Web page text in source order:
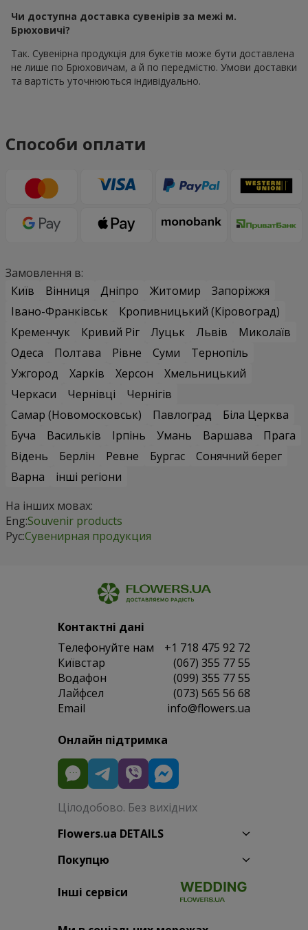
Чи доступна доставка сувенірів за межі м.
Брюховичі?
Так. Сувенірна продукція для букетів може бути доставлена
не лише по Брюховичам, а й по передмістю. Умови доставки
та вартість уточнюються індивідуально.
Способи оплати
Замовлення в:
Київ
Вінниця Дніпро Житомир
Запоріжжя
Івано-Франківськ
Кропивницький (Кіровоград)
Кременчук
Кривий Ріг Луцьк Львів
Миколаїв
Одеса
Полтава Рівне Суми
Тернопіль
Ужгород
Харків Херсон
Хмельницький
Черкаси
Чернівці
Чернігів
Самар (Новомосковськ)
Павлоград
Біла Церква
Буча
Васильків Ірпінь Умань Варшава
Прага
Відень
Берлін Ревне Бургас
Сонячний берег
Варна
інші регіони
На інших мовах:
Eng:Souvenir products
Рус:Сувенирная продукция
Контактні дані
Телефонуйте нам
+1 718 475 92 72
Київстар
(067) 355 77 55
Водафон
(099) 355 77 55
Лайфсел
(073) 565 56 68
Email
info@flowers.ua
Онлайн підтримка
Цілодобово. Без вихідних
Flowers.ua DETAILS
Покупцю
Інші сервіси